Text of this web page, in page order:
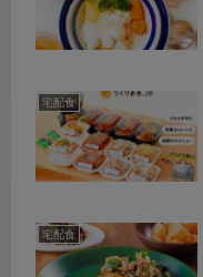
宅配食
宅配食